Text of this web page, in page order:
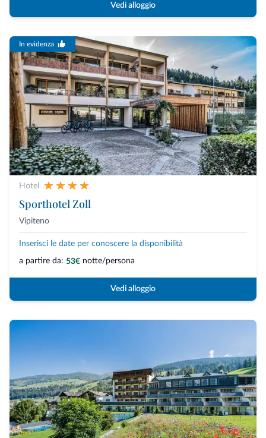
Vedi alloggio
In evidenza
Hotel
Sporthotel Zoll
Vipiteno
Inserisci le date per conoscere la disponibilità
a partire da: 53€ notte/persona
Vedi alloggio